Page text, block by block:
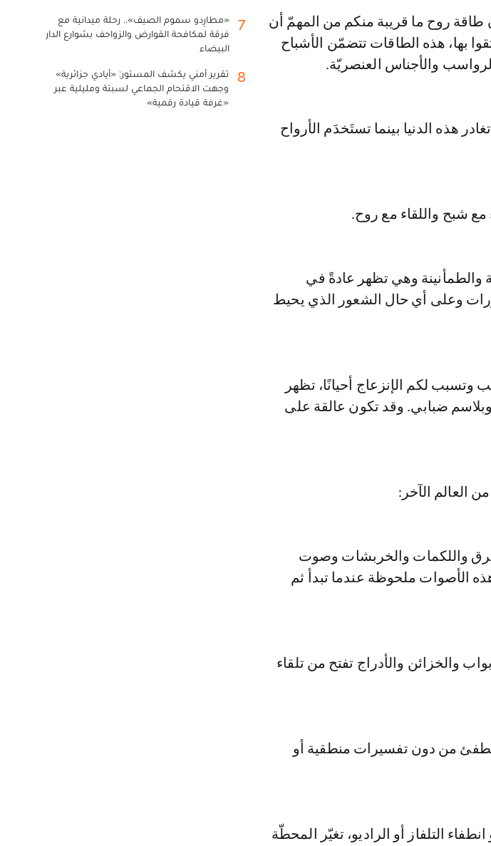
بها، هذه الطاقات تتضمّن الأشباح
والأجناس العنصريّة.
هذه الدنيا بينما تستَخدَم الأرواح
مع شبح واللقاء مع روح.
والطمأنينة وهي تظهر عادةً في
وعلى أي حال الشعور الذي يحيط
لكم الإنزعاج أحيانًا، تظهر
ضبابي. وقد تكون عالقة على
واللكمات والخربشات وصوت
الأصوات ملحوظة عندما تبدأ ثم
والخزائن والأدراج تفتح من تلقاء
من دون تفسيرات منطقية أو
التلفاز أو الراديو، تغيّر المحطّة
7
«مطارِدو سموم الصيف».. رحلة ميدانية مع
فرقة لمكافحة القوارض والزواحف بشوارع الدار
البيضاء
8
تقرير أمني يكشف المستور: «أيادي جزائرية»
وجهت الاقتحام الجماعي لسبتة ومليلية عبر
«غرفة قيادة رقمية»